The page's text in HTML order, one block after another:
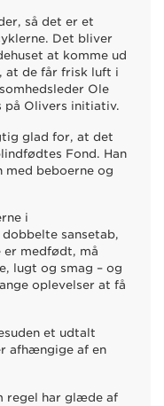
så det er et
Det bliver
at komme ud
at de får frisk luft i
Ole
på Olivers initiativ.
glad for, at det
Fond. Han
beboerne og
i
sansetab,
er medfødt, må
lugt og smag – og
oplevelser at få
et udtalt
afhængige af en
regel har glæde af